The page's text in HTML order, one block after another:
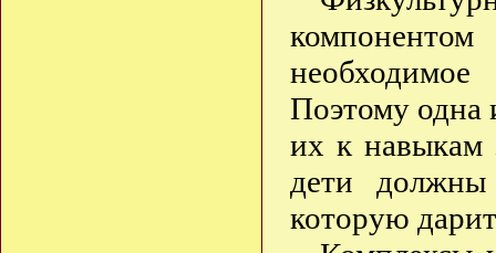
Поэтому одна
их к навыкам
дети должны
которую